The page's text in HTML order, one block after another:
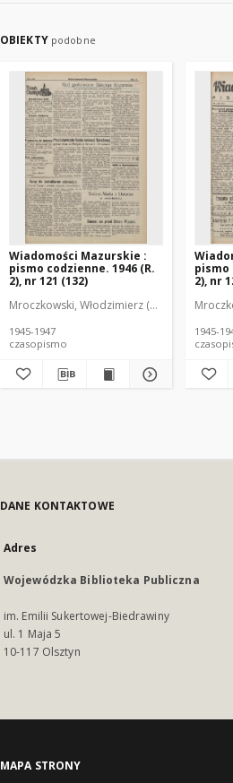
OBIEKTY podobne
Wiadomości Mazurskie :
pismo codzienne. 1946 (R.
2), nr 121 (132)
Mroczkowski, Włodzimierz (1902-1971).
1945-1947
czasopismo
pismo
2), nr
1945-
DANE KONTAKTOWE
Adres
Wojewódzka Biblioteka Publiczna
im. Emilii Sukertowej-Biedrawiny
ul. 1 Maja 5
10-117 Olsztyn
MAPA STRONY